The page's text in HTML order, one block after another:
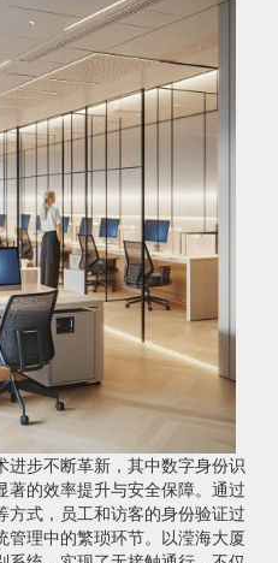
进步不断革新，其中数字身份识
著的效率提升与安全保障。通过
方式，员工和访客的身份验证过
管理中的繁琐环节。以滢海大厦